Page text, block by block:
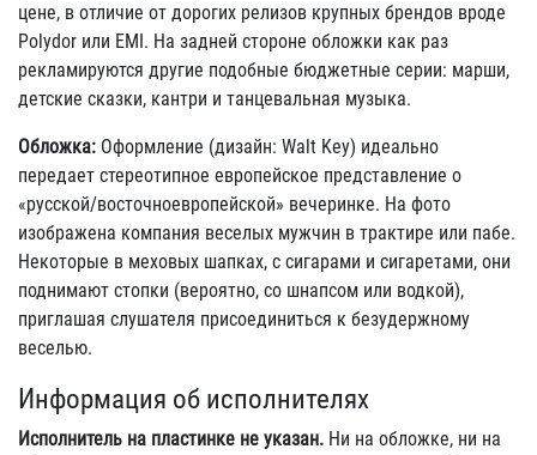
цене, в отличие от дорогих релизов крупных брендов вроде
Polydor или EMI. На задней стороне обложки как раз
рекламируются другие подобные бюджетные серии: марши,
детские сказки, кантри и танцевальная музыка.
Обложка: Оформление (дизайн: Walt Key) идеально
передает стереотипное европейское представление о
«русской/восточноевропейской» вечеринке. На фото
изображена компания веселых мужчин в трактире или пабе.
Некоторые в меховых шапках, с сигарами и сигаретами, они
поднимают стопки (вероятно, со шнапсом или водкой),
приглашая слушателя присоединиться к безудержному
веселью.
Информация об исполнителях
Исполнитель на пластинке не указан. Ни на обложке, ни на